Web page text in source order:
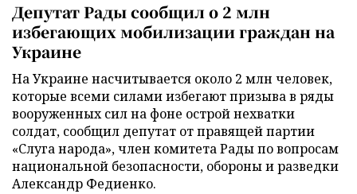
Депутат Рады сообщил о 2 млн
избегающих мобилизации граждан на
Украине
На Украине насчитывается около 2 млн человек,
которые всеми силами избегают призыва в ряды
вооруженных сил на фоне острой нехватки
солдат, сообщил депутат от правящей партии
«Слуга народа», член комитета Рады по вопросам
национальной безопасности, обороны и разведки
Александр Федиенко.